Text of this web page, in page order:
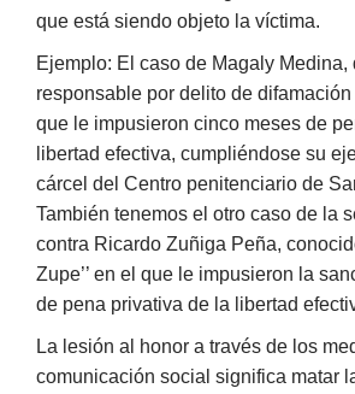
que está siendo objeto la víctima.
Ejemplo: El caso de Magaly Medina,
responsable por delito de
que le impusieron cinco meses de
libertad efectiva, cumpliéndose su
cárcel del Centro penitenciario de
También tenemos el otro caso de la
contra Ricardo Zuñiga Peña,
Zupe’’ en el que le impusieron la
de pena privativa de la libertad
La lesión al honor a través de los
comunicación social significa matar